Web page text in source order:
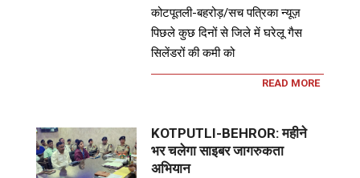
कोटपूतली-बहरोड़/सच पत्रिका न्यूज़
पिछले कुछ दिनों से जिले में घरेलू गैस
सिलेंडरों की कमी को
READ MORE
KOTPUTLI-BEHROR: महीने
भर चलेगा साइबर जागरुकता
अभियान